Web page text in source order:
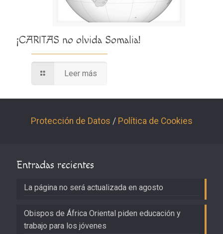
¡CARITAS no olvida Somalia!
Leer más
Protección de Datos / Política de Cookies
Entradas recientes
La página no será actualizada en agosto
Obispos de África Oriental piden educación y
trabajo para los jóvenes